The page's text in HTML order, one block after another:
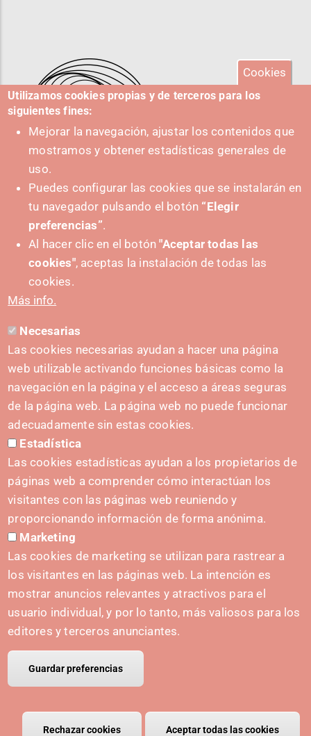
IMPULSA
CONTACTO
hola@irisnavarra.com
(+34) 628 23 12 32
C. del Sadar, 31006 Pamplona
Formulario de contacto
Kit de prensa
INICIATIVAS
Navarra Cybersecurity Center
Spain Living Lab
Apoyo al Emprendimiento
Gemelos digitales
© Copyright Polo IRIS.Aviso legal
Política de privacidad
Política de cookies
Cookies
Utilizamos cookies propias y de terceros para los
siguientes fines:
Mejorar la navegación, ajustar los contenidos que
mostramos y obtener estadísticas generales de
uso.
Puedes configurar las cookies que se instalarán en
tu navegador pulsando el botón “Elegir
preferencias”.
Al hacer clic en el botón"Aceptar todas las
cookies", aceptas la instalación de todas las
cookies.
Más info.
Necesarias
Las cookies necesarias ayudan a hacer una página
web utilizable activando funciones básicas como la
navegación en la página y el acceso a áreas seguras
de la página web. La página web no puede funcionar
adecuadamente sin estas cookies.
Estadística
Las cookies estadísticas ayudan a los propietarios de
páginas web a comprender cómo interactúan los
visitantes con las páginas web reuniendo y
proporcionando información de forma anónima.
Marketing
Las cookies de marketing se utilizan para rastrear a
los visitantes en las páginas web. La intención es
mostrar anuncios relevantes y atractivos para el
usuario individual, y por lo tanto, más valiosos para los
editores y terceros anunciantes.
Guardar preferencias
Rechazar cookies Aceptar todas las cookies
Retirar el consentimiento